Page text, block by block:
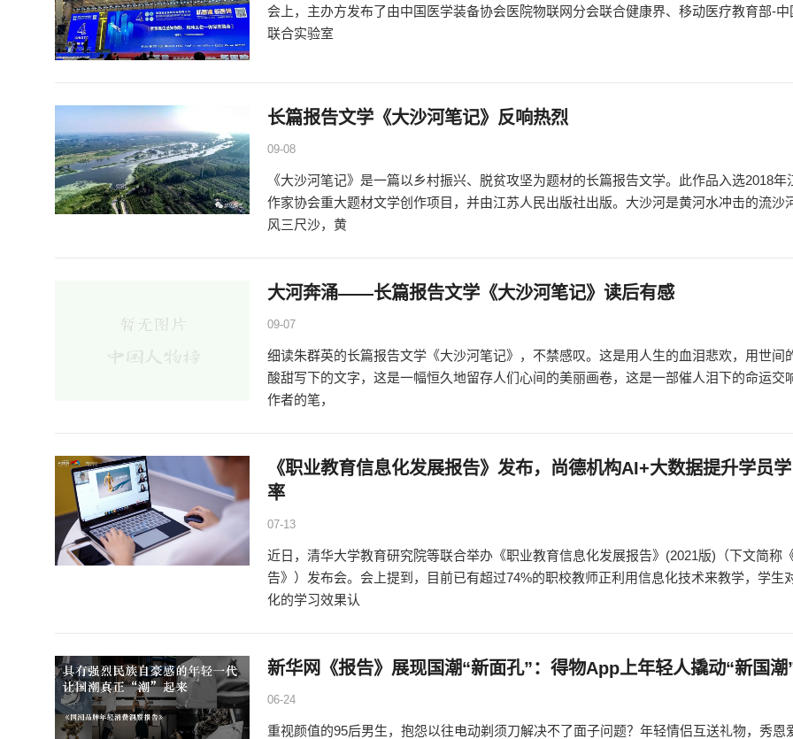
会上，主办方发布了由中国医学装备协会医院物联网分会联合健康界、移动医疗教育部-中
联合实验室
长篇报告文学《大沙河笔记》反响热烈
09-08
《大沙河笔记》是一篇以乡村振兴、脱贫攻坚为题材的长篇报告文学。此作品入选2018年
作家协会重大题材文学创作项目，并由江苏人民出版社出版。大沙河是黄河水冲击的流沙
风三尺沙，黄
大河奔涌——长篇报告文学《大沙河笔记》读后有感
09-07
细读朱群英的长篇报告文学《大沙河笔记》，不禁感叹。这是用人生的血泪悲欢，用世间
酸甜写下的文字，这是一幅恒久地留存人们心间的美丽画卷，这是一部催人泪下的命运交
作者的笔，
《职业教育信息化发展报告》发布，尚德机构AI+大数据提升学员
率
07-13
近日，清华大学教育研究院等联合举办《职业教育信息化发展报告》(2021版)（下文简称
告》）发布会。会上提到，目前已有超过74%的职校教师正利用信息化技术来教学，学生
化的学习效果认
新华网《报告》展现国潮“新面孔”：得物App上年轻人撬动“新国潮
06-24
重视颜值的95后男生，抱怨以往电动剃须刀解决不了面子问题？年轻情侣互送礼物，秀恩